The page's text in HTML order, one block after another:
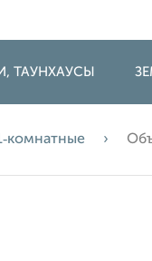
ТАУНХАУСЫ